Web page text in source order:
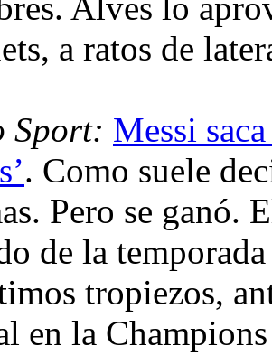
a ratos de
Sport: Messi
. Como suele
Pero se ganó.
de la
tropiezos,
en la